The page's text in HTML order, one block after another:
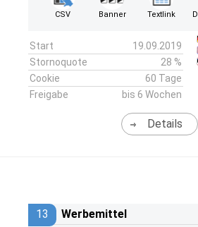
CSV Banner Textlink
Start
19.09.2019
Stornoquote
28 %
Cookie
60 Tage
Freigabe
bis 6 Wochen
Details
13 Werbemittel